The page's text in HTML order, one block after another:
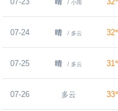
晴 / 小雨
07-24 晴 / 多云
07-25 晴 / 多云
07-26 多云